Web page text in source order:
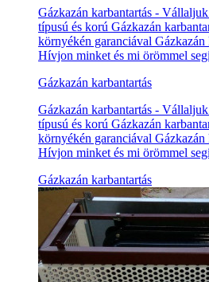
Gázkazán karbantartás -
típusú és korú Gázkazán
környékén garanciával Gázkazán
Hívjon minket és mi örömmel
Gázkazán karbantartás
Gázkazán karbantartás -
típusú és korú Gázkazán
környékén garanciával Gázkazán
Hívjon minket és mi örömmel
Gázkazán karbantartás